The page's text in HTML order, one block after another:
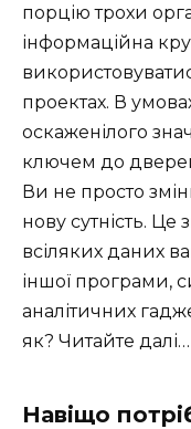
порцію трохи
інформаційна
проектах. В
оскаженілого
ключем до
Ви не просто
нову сутність. Це
всіляких даних
іншої програми,
аналітичних
як? Читайте далі…
Навіщо